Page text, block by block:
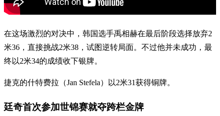
在这场激烈的对决中，韩国选手禹相赫在最后阶段选择放弃2
米36，直接挑战2米38，试图逆转局面。不过他并未成功，最
终以2米34的成绩收下银牌。
捷克的什特费拉（Jan Stefela）以2米31获得铜牌。
廷奇首次参加世锦赛就夺跨栏金牌